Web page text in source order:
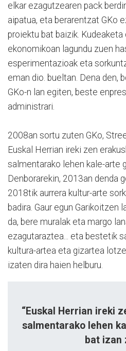
elkar ezagutzearen pack
aipatua, eta berarentzat GKo
proiektu bat baizik.
ekonomikoan lagundu zuen
esperimentazioak eta
eman dio. bueltan. Dena den,
GKo-n lan egiten, beste
administrari.
2008an sortu zuten GKo,
Euskal Herrian ireki zen
salmentarako lehen kale-arte
Denborarekin, 2013an denda
2018tik aurrera kultur-arte
badira. Gaur egun Garikoitzen
da, bere muralak eta margo
ezagutaraztea... eta bestetik
kultura-artea eta gizartea
izaten dira haien helburu.
“Euskal Herrian ireki
salmentarako lehen
bat izan